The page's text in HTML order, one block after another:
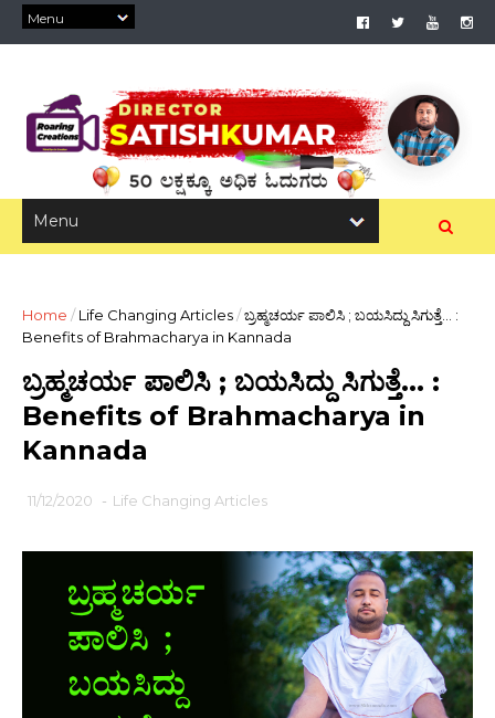
Home / Life Changing Articles/ಬ್ರಹ್ಮಚರ್ಯ ಪಾಲಿಸಿ ; ಬಯಸಿದ್ದು ಸಿಗುತ್ತೆ... :
Benefits of Brahmacharya in Kannada
ಬ್ರಹ್ಮಚರ್ಯ ಪಾಲಿಸಿ ; ಬಯಸಿದ್ದು ಸಿಗುತ್ತೆ... :
Benefits of Brahmacharya in
Kannada
11/12/2020 - Life Changing Articles